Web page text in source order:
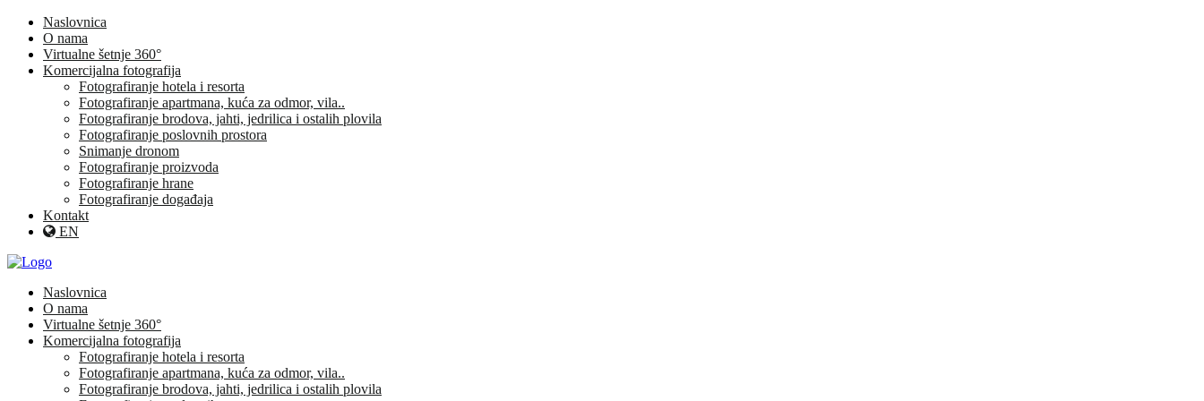
Naslovnica
O nama
Virtualne šetnje 360°
Komercijalna fotografija
Fotografiranje hotela i resorta
Fotografiranje apartmana, kuća za odmor, vila..
Fotografiranje brodova, jahti, jedrilica i ostalih plovila
Fotografiranje poslovnih prostora
Snimanje dronom
Fotografiranje proizvoda
Fotografiranje hrane
Fotografiranje događaja
Kontakt
EN
Naslovnica
O nama
Virtualne šetnje 360°
Komercijalna fotografija
Fotografiranje hotela i resorta
Fotografiranje apartmana, kuća za odmor, vila..
Fotografiranje brodova, jahti, jedrilica i ostalih plovila